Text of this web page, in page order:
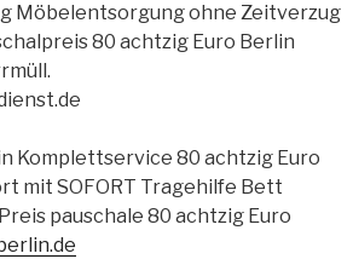
Möbelentsorgung ohne Zeitverzug
80 achtzig Euro Berlin
Komplettservice 80 achtzig Euro
mit SOFORT Tragehilfe Bett
pauschale 80 achtzig Euro